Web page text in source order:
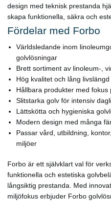
design med teknisk prestanda
skapa funktionella, säkra och
Fördelar med Forbo
Världsledande inom
golvlösningar
Brett sortiment av linoleum-,
Hög kvalitet och lång livslängd
Hållbara produkter med
Slitstarka golv för intensiv
Lättskötta och hygieniska
Modern design med många
Passar vård, utbildning,
miljöer
Forbo är ett självklart val för
funktionella och estetiska
långsiktig prestanda. Med
miljöfokus erbjuder Forbo